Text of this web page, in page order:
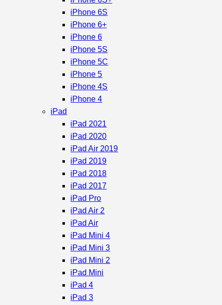
iPhone 6S
iPhone 6+
iPhone 6
iPhone 5S
iPhone 5C
iPhone 5
iPhone 4S
iPhone 4
iPad
iPad 2021
iPad 2020
iPad Air 2019
iPad 2019
iPad 2018
iPad 2017
iPad Pro
iPad Air 2
iPad Air
iPad Mini 4
iPad Mini 3
iPad Mini 2
iPad Mini
iPad 4
iPad 3